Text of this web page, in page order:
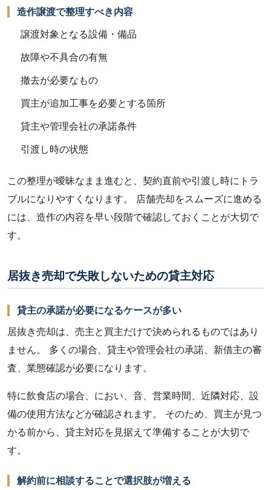
造作譲渡で整理すべき内容
譲渡対象となる設備・備品
故障や不具合の有無
撤去が必要なもの
買主が追加工事を必要とする箇所
貸主や管理会社の承諾条件
引渡し時の状態
この整理が曖昧なまま進むと、契約直前や引渡し時にトラ
ブルになりやすくなります。 店舗売却をスムーズに進める
には、造作の内容を早い段階で確認しておくことが大切で
す。
居抜き売却で失敗しないための貸主対応
貸主の承諾が必要になるケースが多い
居抜き売却は、売主と買主だけで決められるものではあり
ません。 多くの場合、貸主や管理会社の承諾、新借主の審
査、業態確認が必要になります。
特に飲食店の場合、におい、音、営業時間、近隣対応、設
備の使用方法などが確認されます。 そのため、買主が見つ
かる前から、貸主対応を見据えて準備することが大切で
す。
解約前に相談することで選択肢が増える